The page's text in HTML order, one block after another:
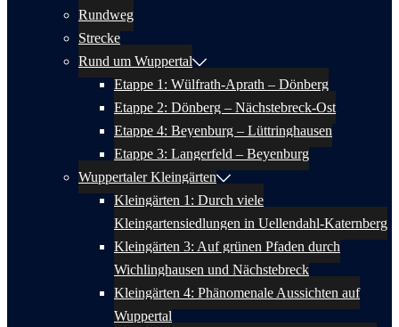
Rundweg
Strecke
Rund um Wuppertal
Etappe 1: Wülfrath-Aprath – Dönberg
Etappe 2: Dönberg – Nächstebreck-Ost
Etappe 4: Beyenburg – Lüttringhausen
Etappe 3: Langerfeld – Beyenburg
Wuppertaler Kleingärten
Kleingärten 1: Durch viele
Kleingartensiedlungen in Uellendahl-Katernberg
Kleingärten 3: Auf grünen Pfaden durch
Wichlinghausen und Nächstebreck
Kleingärten 4: Phänomenale Aussichten auf
Wuppertal